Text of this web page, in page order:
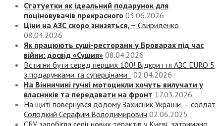
Статуетки як ідеальний подарунок для
поціновувачів прекрасного 03.06.2026
Ціни на АЗС скоро знизяться, – Свириденко
08.04.2026
Як працюють суші-ресторани у Броварах під час
війни: досвід «Сушия» 08.04.2026
Встигни бути серед перших 100! Відкриття АЗС EURO 5
з подарунками та суперцінами
02.04.2026
На Вінничині гучні мотоцикли хочуть вилучати у
власників та передавати на фронт 17.03.2026
На щиті повернувся додому Захисник України, – солдат
Солодкий Серафим Володимирович 02.06.2025